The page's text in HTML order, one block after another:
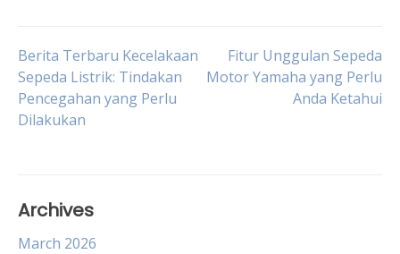
Post
navigation
Berita Terbaru Kecelakaan
Sepeda Listrik: Tindakan
Pencegahan yang Perlu
Dilakukan
Fitur Unggulan Sepeda
Motor Yamaha yang Perlu
Anda Ketahui
Archives
March 2026